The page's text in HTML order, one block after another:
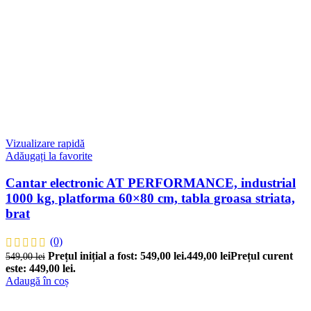
Vizualizare rapidă
Adăugați la favorite
Cantar electronic AT PERFORMANCE, industrial
1000 kg, platforma 60×80 cm, tabla groasa striata,
brat
(0)
549,00lei Prețul inițial a fost: 549,00 lei.449,00 leiPrețul curent
este: 449,00 lei.
Adaugă în coș